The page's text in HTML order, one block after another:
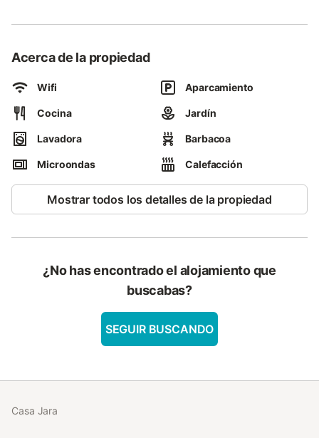
Acerca de la propiedad
Wifi Aparcamiento
Cocina Jardín
Lavadora Barbacoa
Microondas Calefacción
Mostrar todos los detalles de la propiedad
¿No has encontrado el alojamiento que
buscabas?
SEGUIR BUSCANDO
Casa Jara